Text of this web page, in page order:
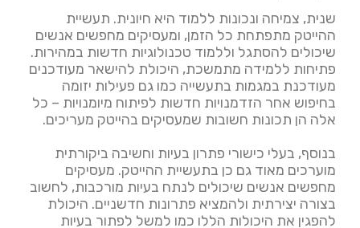
שנית, צמיחה ונכונות ללמוד היא חיונית. תעשיית
ההייטק מתפתחת כל הזמן, ומעסיקים מחפשים אנשים
שיכולים להסתגל וללמוד טכנולוגיות חדשות במהירות.
פתיחות ללמידה מתמשכת, היכולת להישאר מעודכנים
מעודכנת במגמות בתעשייה כמו גם פעילות יזומה
בחיפוש אחר הזדמנויות חדשות לפיתוח מיומנויות – כל
אלה הן תכונות חשובות שמעסיקים בהייטק מעריכים.
בנוסף, בעלי כישורי פתרון בעיות וחשיבה ביקורתית
מוערכים מאוד גם כן בתעשיית ההייטק. מעסיקים
מחפשים אנשים שיכולים לנתח בעיות מורכבות, לחשוב
בצורה יצירתית ולהמציא פתרונות חדשניים. היכולת
להפגין את היכולות הללו כמו למשל לפתור בעיות